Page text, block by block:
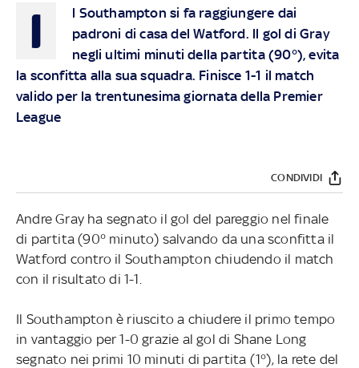
I
l Southampton si fa raggiungere dai
padroni di casa del Watford. ll gol di Gray
negli ultimi minuti della partita (90°), evita
la sconfitta alla sua squadra. Finisce 1-1 il match
valido per la trentunesima giornata della Premier
League
CONDIVIDI
Andre Gray ha segnato il gol del pareggio nel finale
di partita (90° minuto) salvando da una sconfitta il
Watford contro il Southampton chiudendo il match
con il risultato di 1-1.
Il Southampton è riuscito a chiudere il primo tempo
in vantaggio per 1-0 grazie al gol di Shane Long
segnato nei primi 10 minuti di partita (1°), la rete del